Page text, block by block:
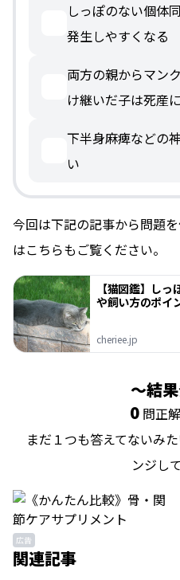
しっぽのない個体
発生しやすくなる
両方の親からマン
け継いだ子は死産
下半身麻痺などの
い
今回は下記の記事から問題
はこちらもご覧ください。
【猫図鑑】し
や飼い方のポイ
cheriee.jp
結
0 問正
まだ１つも答えてないみ
ンジし
広告
関連記事